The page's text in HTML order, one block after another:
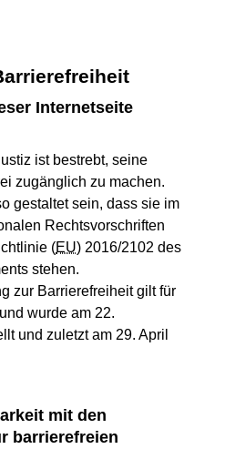
Internetseite
ist bestrebt, seine
zugänglich zu machen.
gestaltet sein, dass sie im
Rechtsvorschriften
(EU) 2016/2102 des
stehen.
zur Barrierefreiheit gilt für
wurde am 22.
und zuletzt am 29. April
mit den
barrierefreien